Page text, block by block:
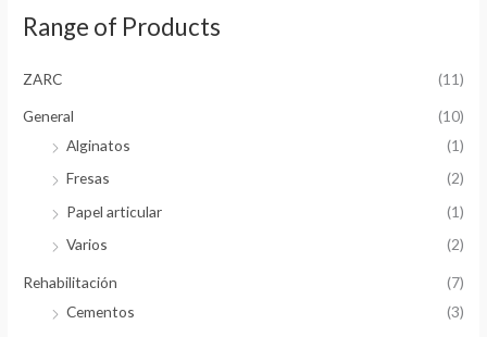
Range of Products
ZARC (11)
General
(10)
Alginatos
(1)
Fresas
(2)
Papel articular
(1)
Varios
(2)
Rehabilitación
(7)
Cementos
(3)